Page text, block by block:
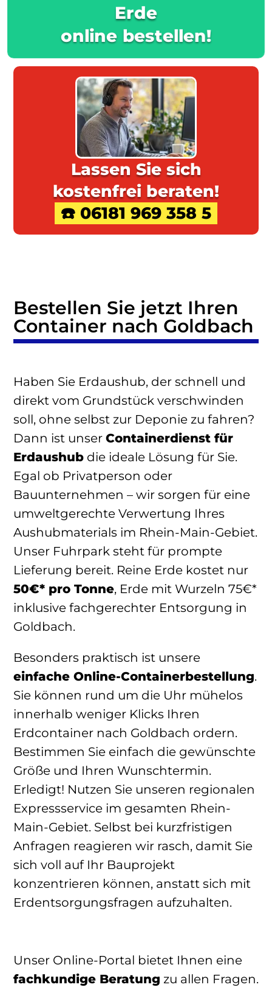
Erde
online bestellen!
Lassen Sie sich
kostenfrei beraten!
☎️ 06181 969 358 5
Bestellen Sie jetzt Ihren
Container nach Goldbach
Haben Sie Erdaushub, der schnell und
direkt vom Grundstück verschwinden
soll, ohne selbst zur Deponie zu fahren?
Dann ist unser Containerdienst für
Erdaushub die ideale Lösung für Sie.
Egal ob Privatperson oder
Bauunternehmen – wir sorgen für eine
umweltgerechte Verwertung Ihres
Aushubmaterials im Rhein-Main-Gebiet.
Unser Fuhrpark steht für prompte
Lieferung bereit. Reine Erde kostet nur
50€* pro Tonne, Erde mit Wurzeln 75€*
inklusive fachgerechter Entsorgung in
Goldbach.
Besonders praktisch ist unsere
einfache Online-Containerbestellung.
Sie können rund um die Uhr mühelos
innerhalb weniger Klicks Ihren
Erdcontainer nach Goldbach ordern.
Bestimmen Sie einfach die gewünschte
Größe und Ihren Wunschtermin.
Erledigt! Nutzen Sie unseren regionalen
Expressservice im gesamten Rhein-
Main-Gebiet. Selbst bei kurzfristigen
Anfragen reagieren wir rasch, damit Sie
sich voll auf Ihr Bauprojekt
konzentrieren können, anstatt sich mit
Erdentsorgungsfragen aufzuhalten.
Unser Online-Portal bietet Ihnen eine
fachkundige Beratung zu allen Fragen.